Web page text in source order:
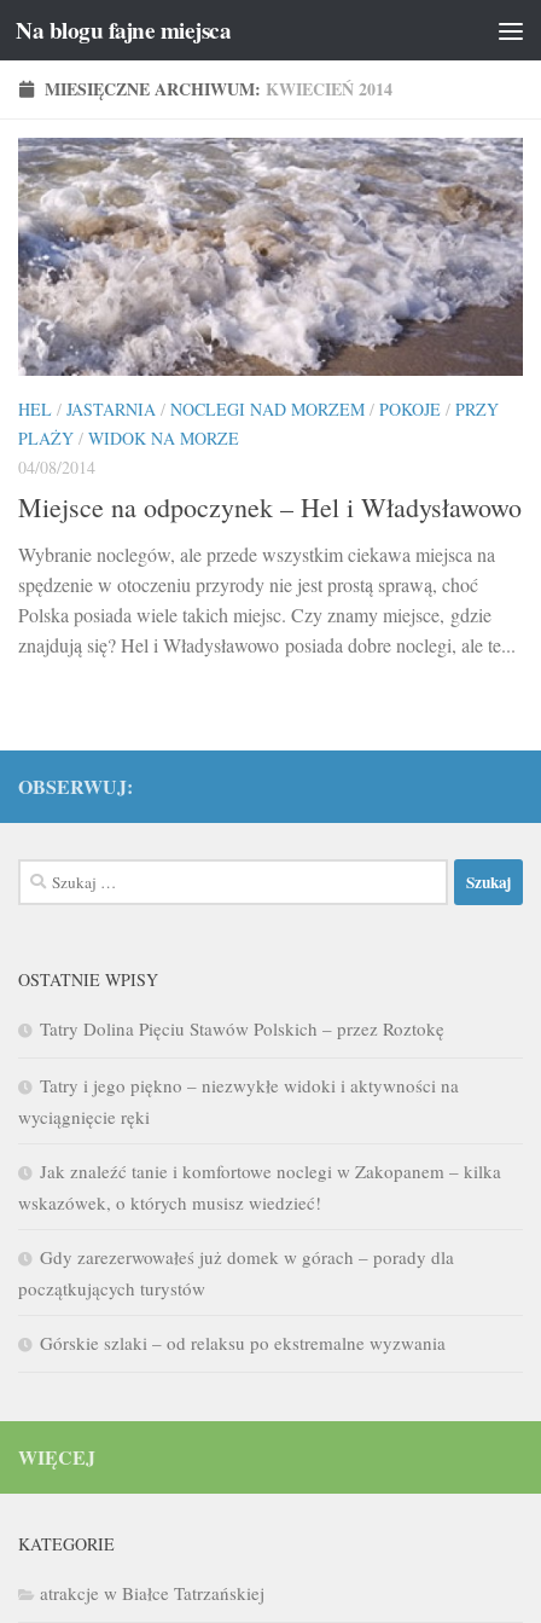
Przeskocz do treści
Na blogu fajne miejsca
MIESIĘCZNE ARCHIWUM: KWIECIEŃ 2014
HEL / JASTARNIA / NOCLEGI NAD MORZEM / POKOJE / PRZY
PLAŻY / WIDOK NA MORZE
04/08/2014
Miejsce na odpoczynek – Hel i Władysławowo
Wybranie noclegów, ale przede wszystkim ciekawa miejsca na
spędzenie w otoczeniu przyrody nie jest prostą sprawą, choć
Polska posiada wiele takich miejsc. Czy znamy miejsce, gdzie
znajdują się? Hel i Władysławowo posiada dobre noclegi, ale te...
OBSERWUJ:
Szukaj:
OSTATNIE WPISY
Tatry Dolina Pięciu Stawów Polskich – przez Roztokę
Tatry i jego piękno – niezwykłe widoki i aktywności na
wyciągnięcie ręki
Jak znaleźć tanie i komfortowe noclegi w Zakopanem – kilka
wskazówek, o których musisz wiedzieć!
Gdy zarezerwowałeś już domek w górach – porady dla
początkujących turystów
Górskie szlaki – od relaksu po ekstremalne wyzwania
WIĘCEJ
KATEGORIE
atrakcje w Białce Tatrzańskiej